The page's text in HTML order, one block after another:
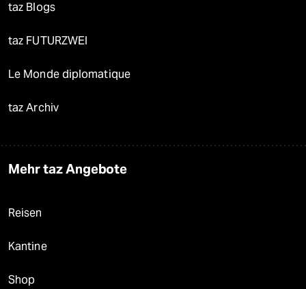
taz Blogs
taz FUTURZWEI
Le Monde diplomatique
taz Archiv
Mehr taz Angebote
Reisen
Kantine
Shop